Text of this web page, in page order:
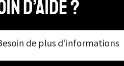
d’aide ?
de plus d’informations